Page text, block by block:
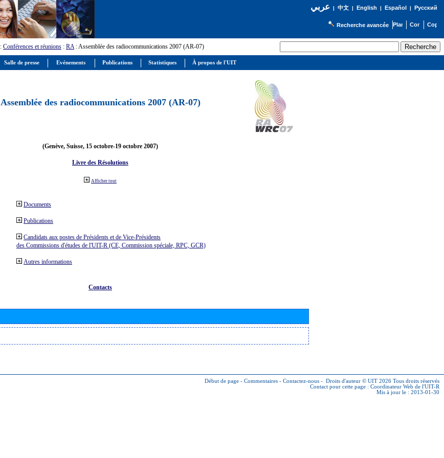
عربي| 中文| English | Español | Русский
Recherche avancée
: Conférences et réunions : RA: Assemblée des radiocommunications 2007 (AR-07)
Assemblée des radiocommunications 2007 (AR-07)
(Genève, Suisse, 15 octobre-19 octobre 2007)
Livre des Résolutions
Afficher tout
Documents
Publications
Candidats aux postes de Présidents et de Vice-Présidents
des Commissions d'études de l'UIT-R (CE, Commission spéciale, RPC, GCR)
Autres informations
Contacts
Début de page - Commentaires - Contactez-nous - Droits d'auteur © UIT 2026 Tous droits réservés
Contact pour cette page : Coordinateur Web de l'UIT-R
Mis à jour le : 2013-01-30
Salle de presse Evénements Publications Statistiques À propos de l'UIT